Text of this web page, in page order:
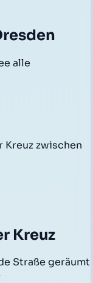
alle
Kreuz zwischen
Kreuz
Straße geräumt